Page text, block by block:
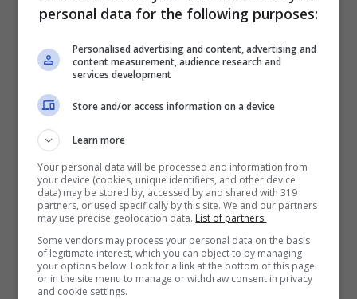
Francesco Molinari stanno
giocando benissimo sui rispettivi
circuiti: il primo in Giappone al
Dunlop Phoenix cercando di far ...
World Ranking
Golf 2009: i
personal data for the following purposes:
Personalised advertising and content, advertising and
content measurement, audience research and
services development
Store and/or access information on a device
Learn more
Your personal data will be processed and information from
your device (cookies, unique identifiers, and other device
data) may be stored by, accessed by and shared with 319
partners, or used specifically by this site. We and our partners
may use precise geolocation data. List of partners.
Some vendors may process your personal data on the basis
of legitimate interest, which you can object to by managing
your options below. Look for a link at the bottom of this page
or in the site menu to manage or withdraw consent in privacy
and cookie settings.